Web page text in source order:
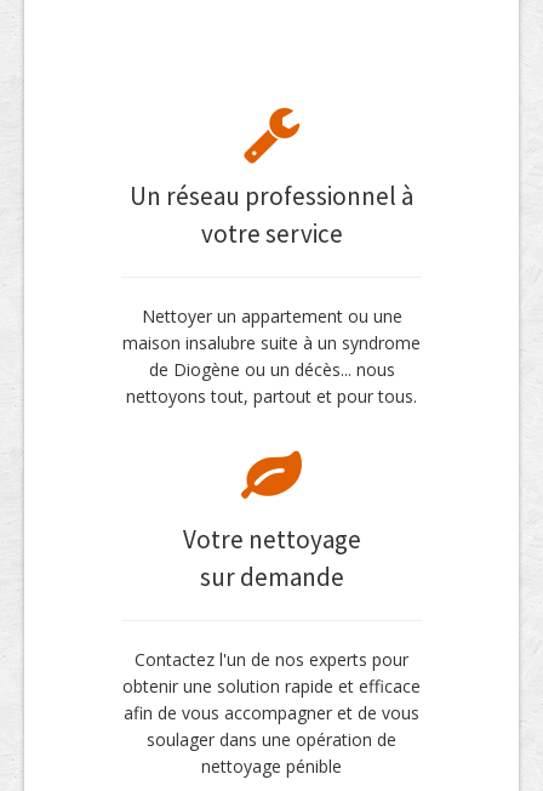
Un réseau professionnel à
votre service
Nettoyer un appartement ou une
maison insalubre suite à un syndrome
de Diogène ou un décès... nous
nettoyons tout, partout et pour tous.
Votre nettoyage
sur demande
Contactez l'un de nos experts pour
obtenir une solution rapide et efficace
afin de vous accompagner et de vous
soulager dans une opération de
nettoyage pénible